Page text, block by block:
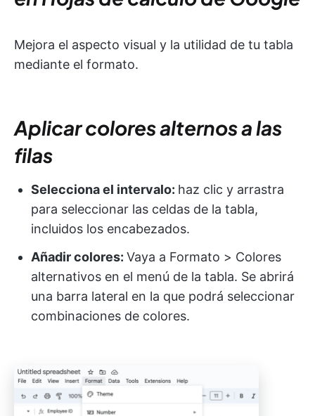
Mejora el aspecto visual y la utilidad de tu tabla
mediante el formato.
Aplicar colores alternos a las
filas
Selecciona el intervalo: haz clic y arrastra
para seleccionar las celdas de la tabla,
incluidos los encabezados.
Añadir colores: Vaya a Formato > Colores
alternativos en el menú de la tabla. Se abrirá
una barra lateral en la que podrá seleccionar
combinaciones de colores.